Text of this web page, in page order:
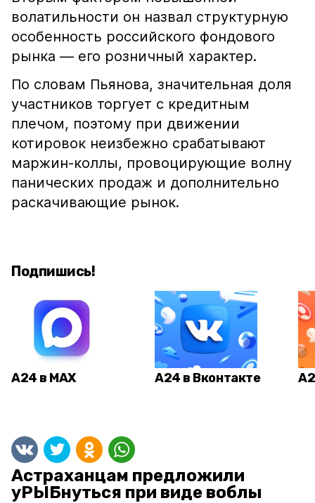
волатильности он назвал структурную
особенность российского фондового
рынка — его розничный характер.
По словам Пьянова, значительная доля
участников торгует с кредитным
плечом, поэтому при движении
котировок неизбежно срабатывают
маржин-коллы, провоцирующие волну
панических продаж и дополнительно
раскачивающие рынок.
Подпишись!
А24 в MAX А24 в Вконтакте
Астраханцам предложили
уРЫБнуться при виде воблы